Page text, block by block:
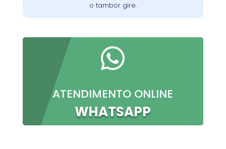
o tambor gire.

ATENDIMENTO ONLINE
WHATSAPP